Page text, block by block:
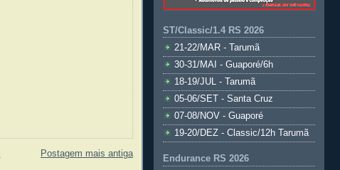
Postagem mais antiga
ST/Classic/1.4 RS 2026
21-22/MAR - Tarumã
30-31/MAI - Guaporé/6h
18-19/JUL - Tarumã
05-06/SET - Santa Cruz
07-08/NOV - Guaporé
19-20/DEZ - Classic/12h Tarumã
Endurance RS 2026